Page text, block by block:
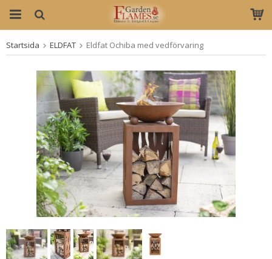
Produkten har blivit tillagd i varukorgen
Startsida ELDFAT Eldfat Ochiba med vedförvaring